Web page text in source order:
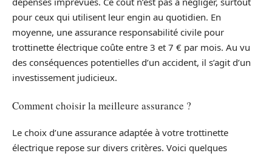
pour ceux qui utilisent leur engin au quotidien. En
moyenne, une assurance responsabilité civile pour
trottinette électrique coûte entre 3 et 7 € par mois. Au vu
des conséquences potentielles d’un accident, il s’agit d’un
investissement judicieux.
Comment choisir la meilleure assurance ?
Le choix d’une assurance adaptée à votre trottinette
électrique repose sur divers critères. Voici quelques